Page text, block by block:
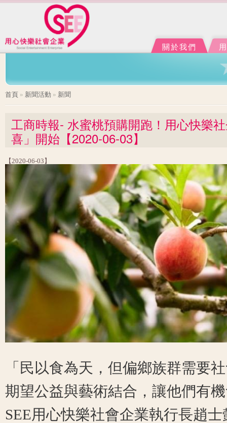
關於我們
您在這裡
首頁 » 新聞活動 » 新聞
工商時報- 水蜜桃預購開跑！用心快樂
喜」開始【2020-06-03】
【2020-06-03】
「民以食為天，但偏鄉族群需要
期望公益與藝術結合，讓他們有
SEE用心快樂社會企業執行長趙